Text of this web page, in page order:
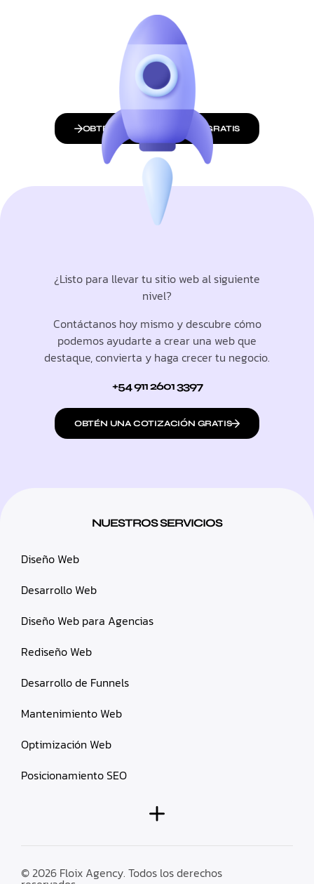
OBTÉN UNA COTIZACIÓN GRATIS
¿Listo para llevar tu sitio web al siguiente
nivel?
Contáctanos hoy mismo y descubre cómo
podemos ayudarte a crear una web que
destaque, convierta y haga crecer tu negocio.
+54 911 2601 3397
OBTÉN UNA COTIZACIÓN GRATIS
NUESTROS SERVICIOS
Diseño Web
Desarrollo Web
Diseño Web para Agencias
Rediseño Web
Desarrollo de Funnels
Mantenimiento Web
Optimización Web
Posicionamiento SEO
© 2026 Floix Agency. Todos los derechos